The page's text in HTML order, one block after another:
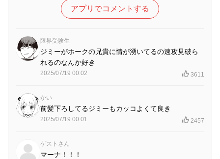
アプリでコメントする
限界受験生
ジミーがホークの兄貴に情が湧いてるの速攻見破ら
れるのなんか好き
2025/07/19 00:02 3611
かい
前髪下ろしてるジミーもカッコよくて良き
2025/07/19 00:01 2457
ゲストさん
マーナ！！！